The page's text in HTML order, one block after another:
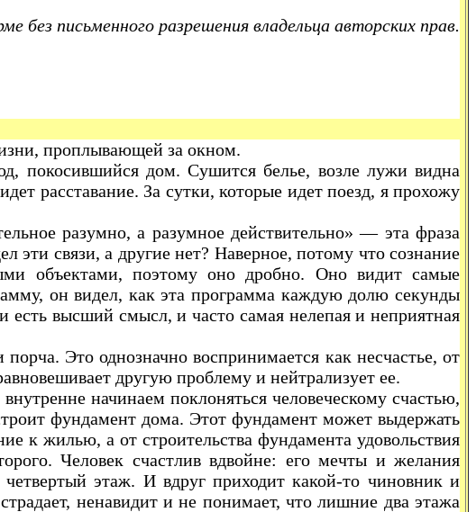
письменного разрешения владельца авторских прав.
проплывающей за окном.
покосившийся дом. Сушится белье, возле лужи видна
расставание. За сутки, которые идет поезд, я прохожу
разумно, а разумное действительно» — эта фраза
эти связи, а другие нет? Наверное, потому что сознание
объектами, поэтому оно дробно. Оно видит самые
он видел, как эта программа каждую долю секунды
есть высший смысл, и часто самая нелепая и неприятная
Это однозначно воспринимается как несчастье, от
другую проблему и нейтрализует ее.
начинаем поклоняться человеческому счастью,
фундамент дома. Этот фундамент может выдержать
к жилью, а от строительства фундамента удовольствия
Человек счастлив вдвойне: его мечты и желания
этаж. И вдруг приходит какой-то чиновник и
ненавидит и не понимает, что лишние два этажа